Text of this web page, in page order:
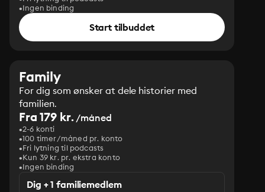
Ingen binding
Start tilbuddet
Family
For dig som ønsker at dele historier med
familien.
Fra 179 kr./måned
2-6 konti
100 timer/måned pr. konto
Fri lytning til podcasts
Kun 39 kr. pr. ekstra konto
Ingen binding
Dig + 1 familiemedlem